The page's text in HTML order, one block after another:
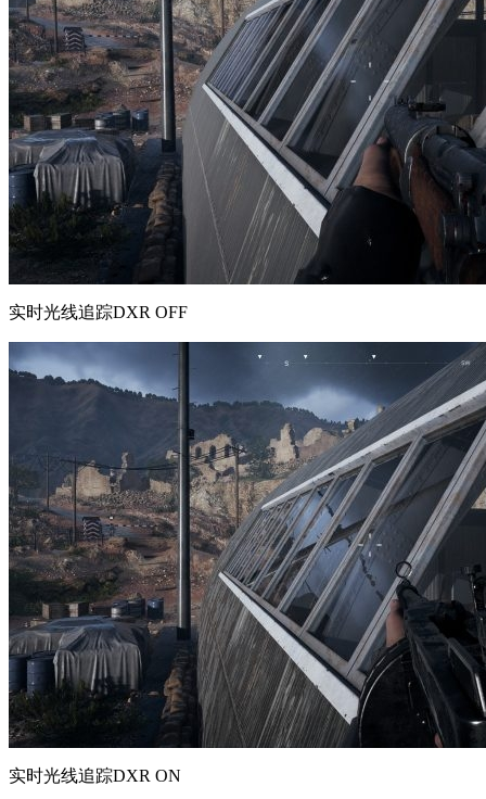
实时光线追踪DXR OFF
实时光线追踪DXR ON